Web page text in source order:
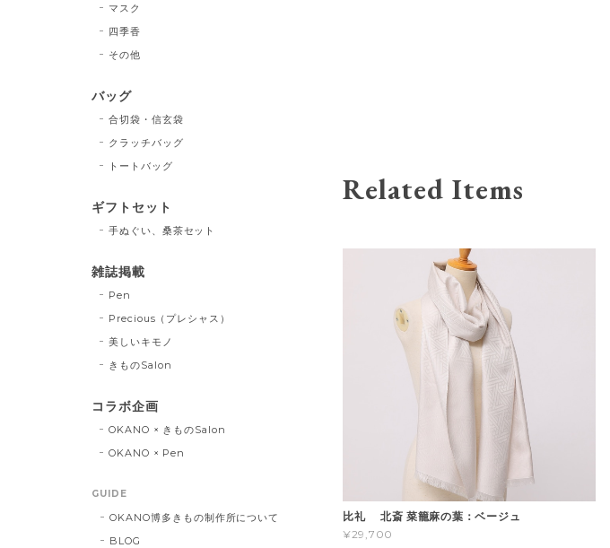
Related Items
比礼 北斎 菜籠麻の葉：ベージュ
¥29,700
マスク
四季香
その他
バッグ
合切袋・信玄袋
クラッチバッグ
トートバッグ
ギフトセット
手ぬぐい、桑茶セット
雑誌掲載
Pen
Precious（プレシャス）
美しいキモノ
きものSalon
コラボ企画
OKANO × きものSalon
OKANO × Pen
GUIDE
OKANO博多きもの制作所について
BLOG